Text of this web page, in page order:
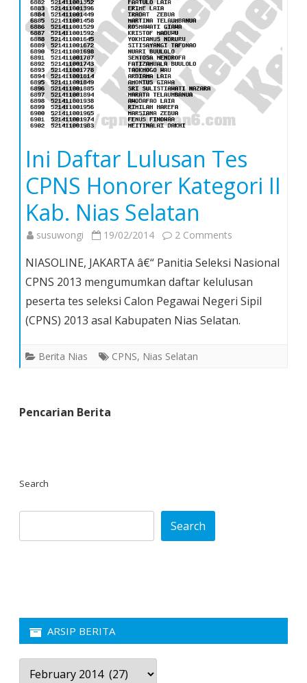
Ini Daftar Lulusan Tes
CPNS Honorer Kategori II
Kab. Nias Selatan
susuwongi 19/02/2014 2 Comments
Daftar
Lulusan
Tes
CPNS
NIASOLINE, JAKARTA â€“ Panitia Seleksi Nasional
CPNS 2013 mengumumkan daftar kelulusan
peserta tes seleksi Calon Pegawai Negeri Sipil
(CPNS) 2013 asal Kabupaten Nias Selatan.
Berita Nias CPNS, Nias Selatan
Pencarian Berita
Search
Search
ARSIP BERITA
Arsip
Berita